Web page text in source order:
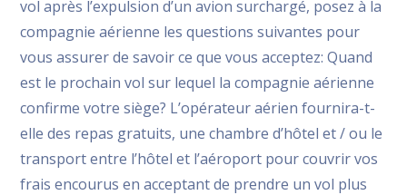
vol après l’expulsion d’un avion surchargé, posez à la
compagnie aérienne les questions suivantes pour
vous assurer de savoir ce que vous acceptez: Quand
est le prochain vol sur lequel la compagnie aérienne
confirme votre siège? L’opérateur aérien fournira-t-
elle des repas gratuits, une chambre d’hôtel et / ou le
transport entre l’hôtel et l’aéroport pour couvrir vos
frais encourus en acceptant de prendre un vol plus